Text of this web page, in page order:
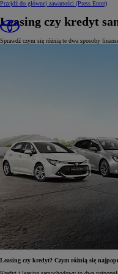
Przejdź do głównej zawartości (Press Enter)
Leasing czy kredyt
Sprawdź czym się różnią te dwa sposoby
Leasing czy kredyt? Czym różnią się